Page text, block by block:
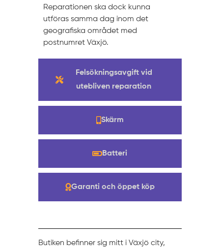
Felsökningsavgift vid
utebliven reparation
Skärm
Batteri
Garanti och öppet köp
Reparationen ska dock kunna
utföras samma dag inom det
geografiska området med
postnumret Växjö.
Butiken befinner sig mitt i Växjö city,